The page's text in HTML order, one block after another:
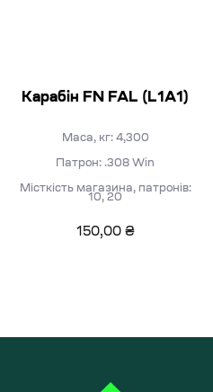
Карабін FN FAL (L1A1)
Маса, кг: 4,300
Патрон: .308 Win
Місткість магазина, патронів:
10, 20
150,00 ₴